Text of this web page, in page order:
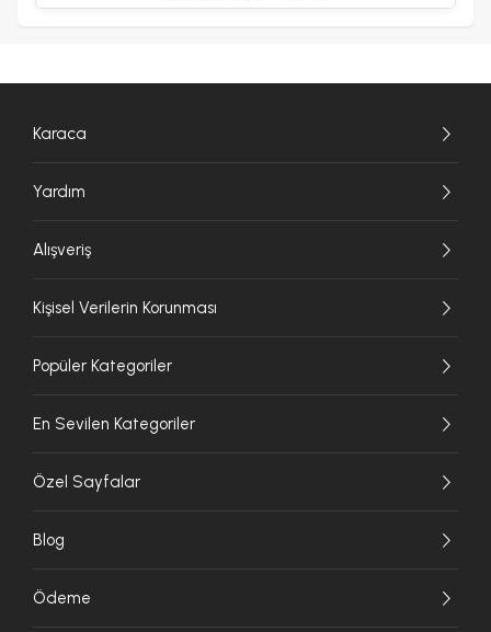
Karaca
Yardım
Alışveriş
Kişisel Verilerin Korunması
Popüler Kategoriler
En Sevilen Kategoriler
Özel Sayfalar
Blog
Ödeme